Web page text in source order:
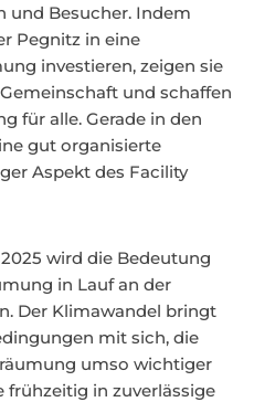
und Besucher. Indem
Pegnitz in eine
investieren, zeigen sie
und schaffen
für alle. Gerade in den
gut organisierte
Aspekt des Facility
wird die Bedeutung
in Lauf an der
Der Klimawandel bringt
mit sich, die
umso wichtiger
frühzeitig in zuverlässige